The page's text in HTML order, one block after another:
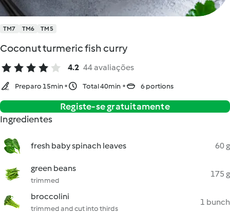
TM7 TM6 TM5
Coconut turmeric fish curry
4.2 44 avaliações
Preparo 15min Total 40min 6 portions
Registe-se gratuitamente
Ingredientes
fresh baby spinach leaves 60 g
green beans
trimmed
175 g
broccolini
trimmed and cut into thirds
1 bunch